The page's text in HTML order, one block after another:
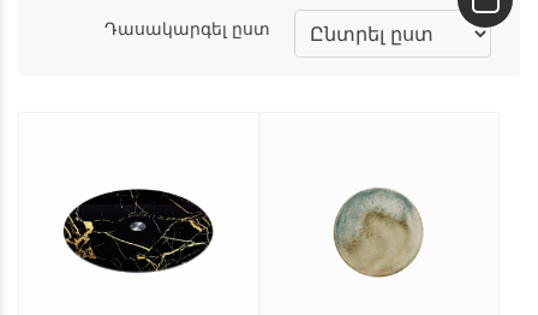
Դասակարգել ըստ
multiple
variants.